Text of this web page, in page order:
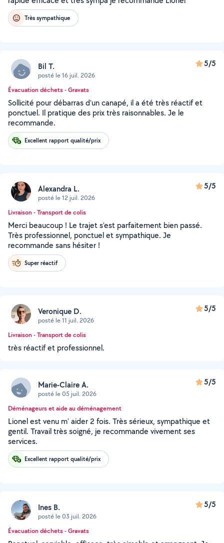
Très sympathique
Bil T.
posté le 16 juil. 2026
5/5
Évacuation déchets - Gravats
Sollicité pour débarras d’un canapé, il a été très réactif et
ponctuel. Il pratique des prix très raisonnables. Je le
recommande.
Excellent rapport qualité/prix
Alexandra L.
posté le 12 juil. 2026
5/5
Livraison - Transport de colis
Merci beaucoup ! Le trajet s’est parfaitement bien passé.
Très professionnel, ponctuel et sympathique. Je
recommande sans hésiter !
Super réactif
Veronique D.
posté le 11 juil. 2026
5/5
Livraison - Transport de colis
très réactif et professionnel.
Marie-Claire A.
posté le 05 juil. 2026
5/5
Déménageurs et aide au déménagement
Lionel est venu m' aider 2 fois. Très sérieux, sympathique et
gentil. Travail très soigné, je recommande vivement ses
services.
Excellent rapport qualité/prix
Ines B.
posté le 03 juil. 2026
5/5
Évacuation déchets - Gravats